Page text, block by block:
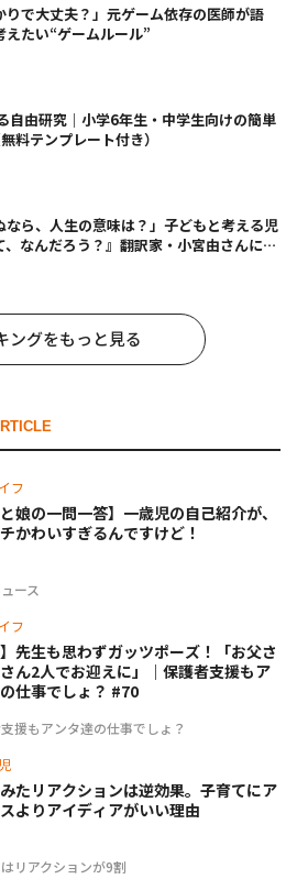
りで大丈夫？」元ゲーム依存の医師が語
えたい“ゲームルール”
自由研究｜小学6年生・中学生向けの簡単
料テンプレート付き）
なら、人生の意味は？」子どもと考える児
、なんだろう？』翻訳家・小宮由さんに聞
ングをもっと見る
フ
ース
と娘の一問一答】一歳児の自己紹介が、
かわいすぎるんですけど！
フ
援もアンタ達の仕事でしょ？
】先生も思わずガッツポーズ！「お父さ
ん2人でお迎えに」｜保護者支援もア
仕事でしょ？ #70
リアクションが9割
たリアクションは逆効果。子育てにア
よりアイディアがいい理由